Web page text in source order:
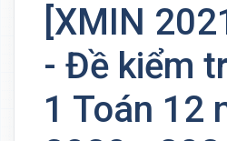
[XMIN
- Đề kiểm
1 Toán 12